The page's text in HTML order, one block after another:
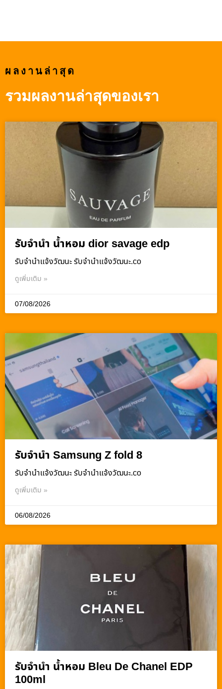
ผลงานล่าสุด
รวมผลงานล่าสุดของเรา
รับจำนำ น้ำหอม dior savage edp
รับจํานําแจ้งวัฒนะ รับจํานําแจ้งวัฒนะ.co
ดูเพิ่มเติม »
07/08/2026
รับจำนำ Samsung Z fold 8
รับจํานําแจ้งวัฒนะ รับจํานําแจ้งวัฒนะ.co
ดูเพิ่มเติม »
06/08/2026
รับจำนำ น้ำหอม Bleu De Chanel EDP
100ml